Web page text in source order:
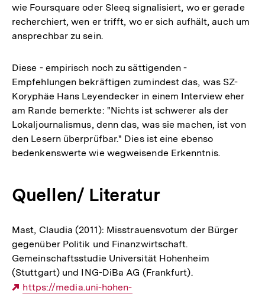
wie Foursquare oder Sleeq signalisiert, wo er gerade
recherchiert, wen er trifft, wo er sich aufhält, auch um
ansprechbar zu sein.
Diese - empirisch noch zu sättigenden -
Empfehlungen bekräftigen zumindest das, was SZ-
Koryphäe Hans Leyendecker in einem Interview eher
am Rande bemerkte: "Nichts ist schwerer als der
Lokaljournalismus, denn das, was sie machen, ist von
den Lesern überprüfbar." Dies ist eine ebenso
bedenkenswerte wie wegweisende Erkenntnis.
Quellen/ Literatur
Mast, Claudia (2011): Misstrauensvotum der Bürger
gegenüber Politik und Finanzwirtschaft.
Gemeinschaftsstudie Universität Hohenheim
(Stuttgart) und ING-DiBa AG (Frankfurt).
Externer
https://media.uni-hohen-